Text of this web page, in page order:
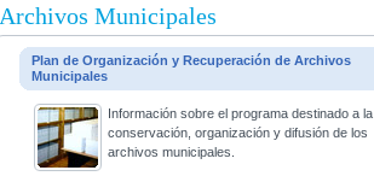
Archivos Municipales
Plan de Organización y Recuperación de Archivos
Municipales
Información sobre el programa destinado a la
conservación, organización y difusión de los
archivos municipales.